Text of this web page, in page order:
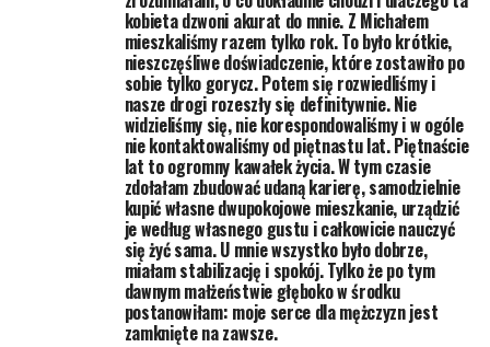
kobieta dzwoni akurat do mnie. Z Michałem
mieszkaliśmy razem tylko rok. To było krótkie,
nieszczęśliwe doświadczenie, które zostawiło po
sobie tylko gorycz. Potem się rozwiedliśmy i
nasze drogi rozeszły się definitywnie. Nie
widzieliśmy się, nie korespondowaliśmy i w ogóle
nie kontaktowaliśmy od piętnastu lat. Piętnaście
lat to ogromny kawałek życia. W tym czasie
zdołałam zbudować udaną karierę, samodzielnie
kupić własne dwupokojowe mieszkanie, urządzić
je według własnego gustu i całkowicie nauczyć
się żyć sama. U mnie wszystko było dobrze,
miałam stabilizację i spokój. Tylko że po tym
dawnym małżeństwie głęboko w środku
postanowiłam: moje serce dla mężczyzn jest
zamknięte na zawsze.